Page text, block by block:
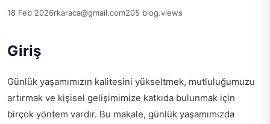
18 Feb 2026rkaraca@gmail.com205 blog.views
Giriş
Günlük yaşamımızın kalitesini yükseltmek, mutluluğumuzu
artırmak ve kişisel gelişimimize katkıda bulunmak için
birçok yöntem vardır. Bu makale, günlük yaşamımızda